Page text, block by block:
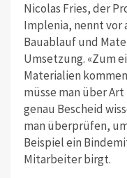
Nicolas Fries, der
Implenia, nennt vor
Bauablauf und
Umsetzung. «Zum
Materialien
müsse man über
genau Bescheid
man überprüfen,
Beispiel ein
Mitarbeiter birgt.